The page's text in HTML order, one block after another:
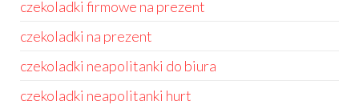
czekoladki firmowe na prezent
czekoladki na prezent
czekoladki neapolitanki do biura
czekoladki neapolitanki hurt